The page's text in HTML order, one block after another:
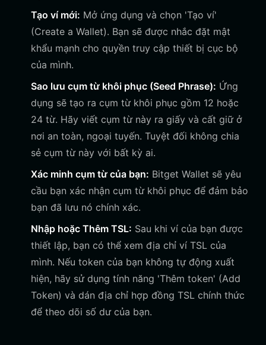
Tạo ví mới: Mở ứng dụng và chọn 'Tạo ví'
(Create a Wallet). Bạn sẽ được nhắc đặt mật
khẩu mạnh cho quyền truy cập thiết bị cục bộ
của mình.
Sao lưu cụm từ khôi phục (Seed Phrase): Ứng
dụng sẽ tạo ra cụm từ khôi phục gồm 12 hoặc
24 từ. Hãy viết cụm từ này ra giấy và cất giữ ở
nơi an toàn, ngoại tuyến. Tuyệt đối không chia
sẻ cụm từ này với bất kỳ ai.
Xác minh cụm từ của bạn: Bitget Wallet sẽ yêu
cầu bạn xác nhận cụm từ khôi phục để đảm bảo
bạn đã lưu nó chính xác.
Nhập hoặc Thêm TSL: Sau khi ví của bạn được
thiết lập, bạn có thể xem địa chỉ ví TSL của
mình. Nếu token của bạn không tự động xuất
hiện, hãy sử dụng tính năng 'Thêm token' (Add
Token) và dán địa chỉ hợp đồng TSL chính thức
để theo dõi số dư của bạn.